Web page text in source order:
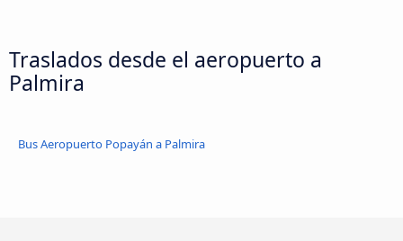
Traslados desde el aeropuerto a
Palmira
Bus Aeropuerto Popayán a Palmira